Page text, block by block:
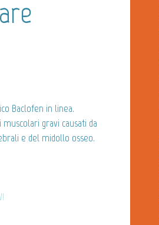
Baclofen in linea.
gravi causati da
e del midollo osseo.